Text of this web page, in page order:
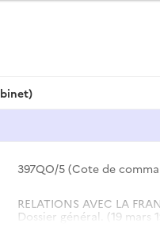
397QO/5 (Cote de
RELATIONS AVEC LA
Dossier général. (19 mars